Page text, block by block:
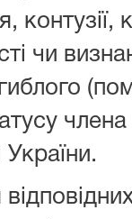
чи
члена